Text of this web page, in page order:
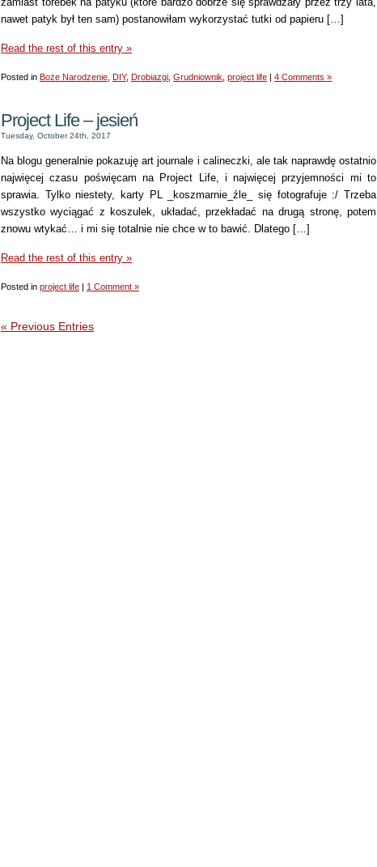
nawet patyk był ten sam) postanowiłam wykorzystać tutki od papieru […]
Read the rest of this entry »
Posted in Boże Narodzenie DIY, Drobiazgi Grudniownik project life | 4 Comments »
Project Life – jesień
Tuesday, October 24th, 2017
Na blogu generalnie pokazuję art journale i calineczki, ale tak naprawdę ostatnio
najwięcej czasu poświęcam na Project Life, i najwięcej przyjemności mi to
sprawia. Tylko niestety, karty PL _koszmarnie_źle_ się fotografuje :/ Trzeba
wszystko wyciągać z koszulek, układać, przekładać na drugą stronę, potem
znowu wtykać… i mi się totalnie nie chce w to bawić. Dlatego […]
Read the rest of this entry »
Posted in project life | 1 Comment »
« Previous Entries